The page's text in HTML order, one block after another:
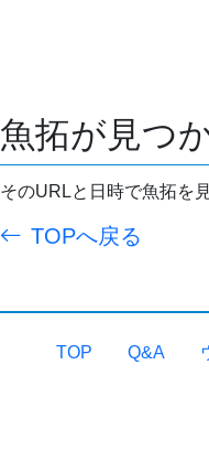
魚拓が見つ
そのURLと日時で魚拓を
TOPへ戻る
TOP Q&A